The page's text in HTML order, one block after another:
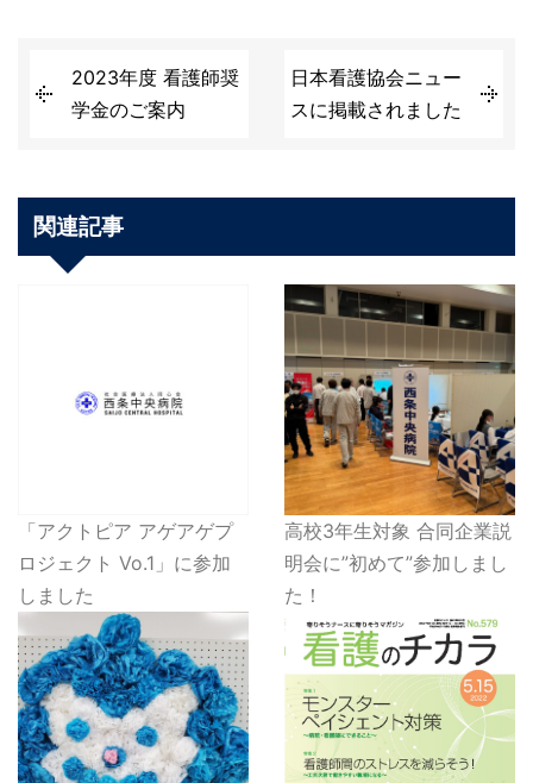
2023年度 看護師奨
学金のご案内
日本看護協会ニュー
スに掲載されました
関連記事
「アクトピア アゲアゲプ
ロジェクト Vo.1」に参加
しました
高校3年生対象 合同企業説
明会に”初めて”参加しまし
た！